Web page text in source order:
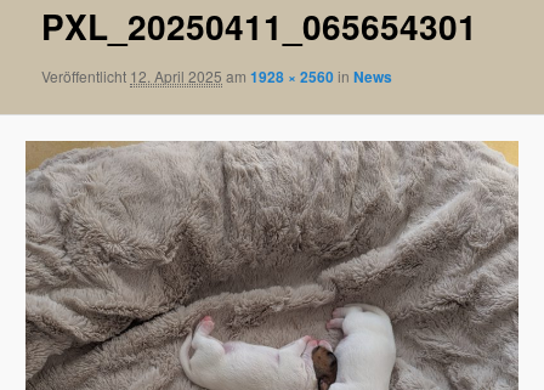
PXL_20250411_065654301
Veröffentlicht 12. April 2025 am1928 × 2560inNews